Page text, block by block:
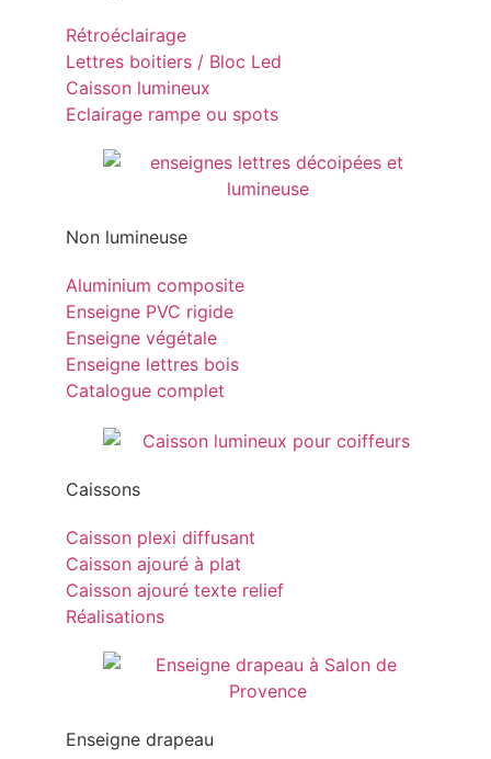
Rétroéclairage
Lettres boitiers / Bloc Led
Caisson lumineux
Eclairage rampe ou spots
Non lumineuse
Aluminium composite
Enseigne PVC rigide
Enseigne végétale
Enseigne lettres bois
Catalogue complet
Caissons
Caisson plexi diffusant
Caisson ajouré à plat
Caisson ajouré texte relief
Réalisations
Enseigne drapeau